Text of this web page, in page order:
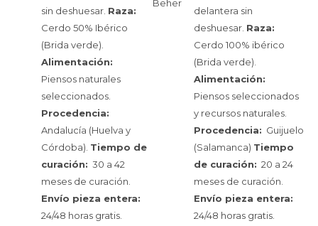
sin deshuesar. Raza:
Cerdo 50% Ibérico
(Brida verde).
Alimentación:
Piensos naturales
seleccionados.
Procedencia:
Andalucía (Huelva y
Córdoba). Tiempo de
curación: 30 a 42
meses de curación.
Envío pieza entera:
24/48 horas gratis.
delantera sin
deshuesar. Raza:
Cerdo 100% ibérico
(Brida verde).
Alimentación:
Piensos seleccionados
y recursos naturales.
Procedencia: Guijuelo
(Salamanca) Tiempo
de curación: 20 a 24
meses de curación.
Envío pieza entera:
24/48 horas gratis.